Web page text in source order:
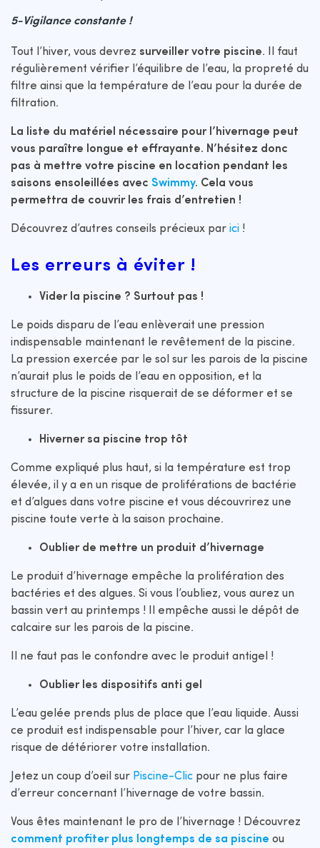
5-Vigilance constante !
Tout l’hiver, vous devrez surveiller votre piscine. Il faut
régulièrement vérifier l’équilibre de l’eau, la propreté du
filtre ainsi que la température de l’eau pour la durée de
filtration.
La liste du matériel nécessaire pour l’hivernage peut
vous paraître longue et effrayante. N’hésitez donc
pas à mettre votre piscine en location pendant les
saisons ensoleillées avec Swimmy. Cela vous
permettra de couvrir les frais d’entretien !
Découvrez d’autres conseils précieux par ici !
Les erreurs à éviter !
Vider la piscine ? Surtout pas !
Le poids disparu de l’eau enlèverait une pression
indispensable maintenant le revêtement de la piscine.
La pression exercée par le sol sur les parois de la piscine
n’aurait plus le poids de l’eau en opposition, et la
structure de la piscine risquerait de se déformer et se
fissurer.
Hiverner sa piscine trop tôt
Comme expliqué plus haut, si la température est trop
élevée, il y a en un risque de proliférations de bactérie
et d’algues dans votre piscine et vous découvrirez une
piscine toute verte à la saison prochaine.
Oublier de mettre un produit d’hivernage
Le produit d’hivernage empêche la prolifération des
bactéries et des algues. Si vous l’oubliez, vous aurez un
bassin vert au printemps ! Il empêche aussi le dépôt de
calcaire sur les parois de la piscine.
Il ne faut pas le confondre avec le produit antigel !
Oublier les dispositifs anti gel
L’eau gelée prends plus de place que l’eau liquide. Aussi
ce produit est indispensable pour l’hiver, car la glace
risque de détériorer votre installation.
Jetez un coup d’oeil sur Piscine-Clic pour ne plus faire
d’erreur concernant l’hivernage de votre bassin.
Vous êtes maintenant le pro de l’hivernage ! Découvrez
comment profiter plus longtemps de sa piscine ou